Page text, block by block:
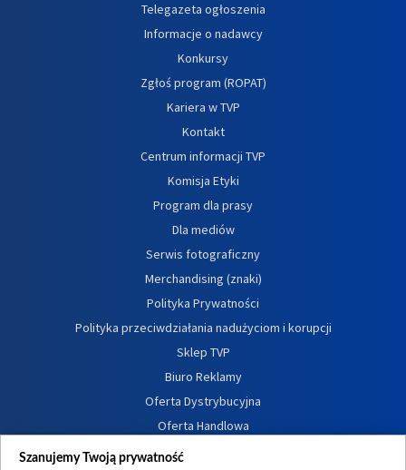
Telegazeta ogłoszenia
Informacje o nadawcy
Konkursy
Zgłoś program (ROPAT)
Kariera w TVP
Kontakt
Centrum informacji TVP
Komisja Etyki
Program dla prasy
Dla mediów
Serwis fotograficzny
Merchandising (znaki)
Polityka Prywatności
Polityka przeciwdziałania nadużyciom i korupcji
Sklep TVP
Biuro Reklamy
Oferta Dystrybucyjna
Oferta Handlowa
Dostępność
Szanujemy Twoją prywatność